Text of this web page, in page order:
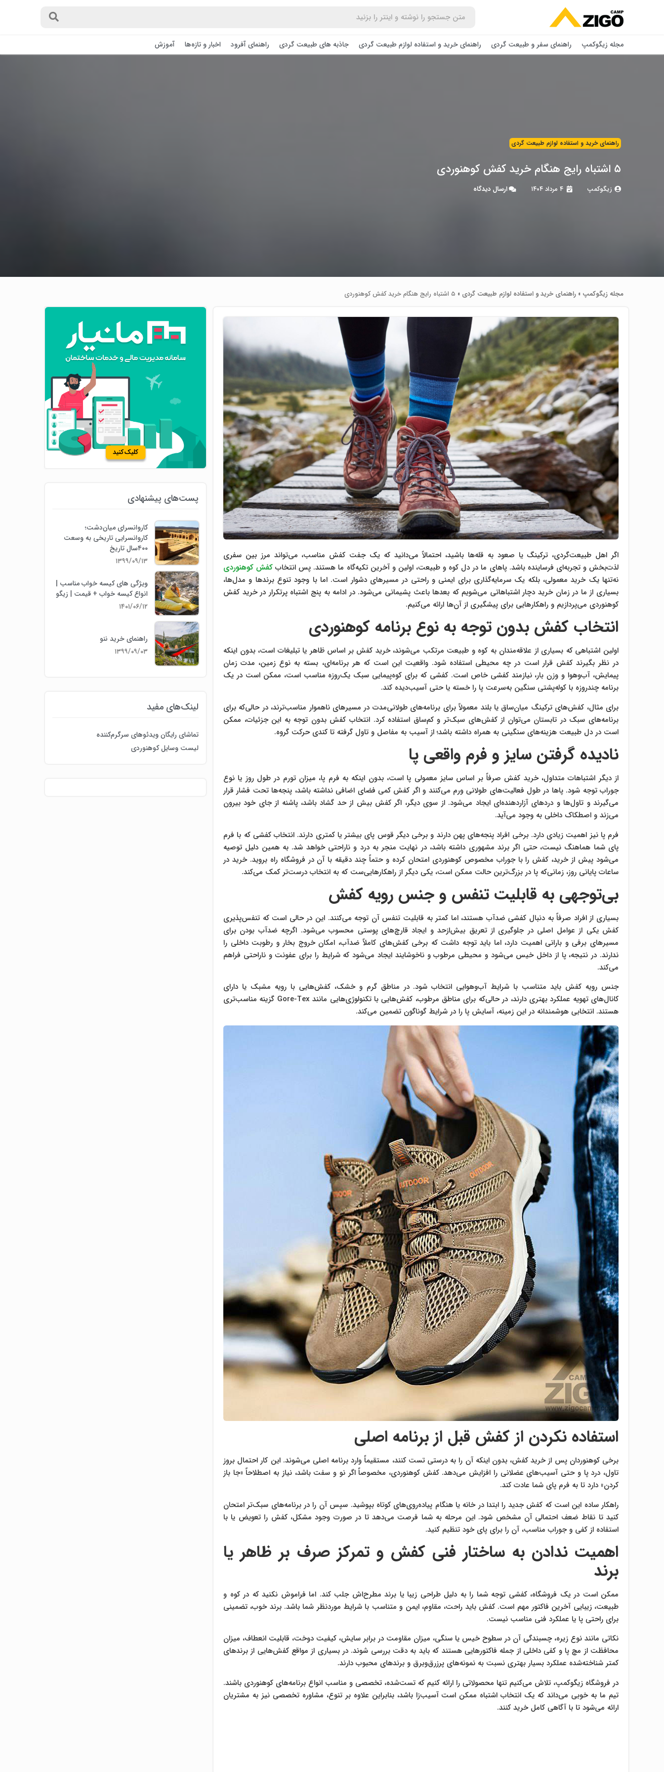
مجله زیگوکمپ راهنمای سفر و طبیعت گردی راهنمای خرید و استفاده لوازم طبیعت ‌گردی جاذبه های طبیعت گردی راهنمای آفرود اخبار و تازه‌ها آموزش
راهنمای خرید و استفاده لوازم طبیعت ‌گردی
۵ اشتباه رایج هنگام خرید کفش کوهنوردی
زیگوکمپ ۴ مرداد ۱۴۰۴ ارسال دیدگاه
مجله زیگوکمپ » راهنمای خرید و استفاده لوازم طبیعت ‌گردی » ۵ اشتباه رایج هنگام خرید کفش کوهنوردی
اگر اهل طبیعت‌گردی، ترکینگ یا صعود به قله‌ها باشید، احتمالاً می‌دانید که یک جفت کفش مناسب، می‌تواند مرز بین سفری
لذت‌بخش و تجربه‌ای فرساینده باشد. پاهای ما در دل کوه و طبیعت، اولین و آخرین تکیه‌گاه ما هستند. پس انتخاب کفش کوهنوردی
نه‌تنها یک خرید معمولی، بلکه یک سرمایه‌گذاری برای ایمنی و راحتی در مسیرهای دشوار است. اما با وجود تنوع برندها و مدل‌ها،
بسیاری از ما در زمان خرید دچار اشتباهاتی می‌شویم که بعدها باعث پشیمانی می‌شود. در ادامه به پنج اشتباه پرتکرار در خرید کفش
کوهنوردی می‌پردازیم و راهکارهایی برای پیشگیری از آن‌ها ارائه می‌کنیم.
انتخاب کفش بدون توجه به نوع برنامه کوهنوردی
اولین اشتباهی که بسیاری از علاقه‌مندان به کوه و طبیعت مرتکب می‌شوند، خرید کفش بر اساس ظاهر یا تبلیغات است، بدون اینکه
در نظر بگیرند کفش قرار است در چه محیطی استفاده شود. واقعیت این است که هر برنامه‌ای، بسته به نوع زمین، مدت زمان
پیمایش، آب‌وهوا و وزن بار، نیازمند کفشی خاص است. کفشی که برای کوه‌پیمایی سبک یک‌روزه مناسب است، ممکن است در یک
برنامه چندروزه با کوله‌پشتی سنگین به‌سرعت پا را خسته یا حتی آسیب‌دیده کند.
برای مثال، کفش‌های ترکینگ میان‌ساق یا بلند معمولاً برای برنامه‌های طولانی‌مدت در مسیرهای ناهموار مناسب‌ترند، در حالی‌که برای
برنامه‌های سبک در تابستان می‌توان از کفش‌های سبک‌تر و کم‌ساق استفاده کرد. انتخاب کفش بدون توجه به این جزئیات، ممکن
است در دل طبیعت هزینه‌های سنگینی به همراه داشته باشد؛ از آسیب به مفاصل و تاول گرفته تا کندی حرکت گروه.
نادیده گرفتن سایز و فرم واقعی پا
از دیگر اشتباهات متداول، خرید کفش صرفاً بر اساس سایز معمولی پا است، بدون اینکه به فرم پا، میزان تورم در طول روز یا نوع
جوراب توجه شود. پاها در طول فعالیت‌های طولانی ورم می‌کنند و اگر کفش کمی فضای اضافی نداشته باشد، پنجه‌ها تحت فشار قرار
می‌گیرند و تاول‌ها و دردهای آزاردهنده‌ای ایجاد می‌شود. از سوی دیگر، اگر کفش بیش از حد گشاد باشد، پاشنه از جای خود بیرون
می‌زند و اصطکاک داخلی به وجود می‌آید.
فرم پا نیز اهمیت زیادی دارد. برخی افراد پنجه‌های پهن دارند و برخی دیگر قوس پای بیشتر یا کمتری دارند. انتخاب کفشی که با فرم
پای شما هماهنگ نیست، حتی اگر برند مشهوری داشته باشد، در نهایت منجر به درد و ناراحتی خواهد شد. به همین دلیل توصیه
می‌شود پیش از خرید، کفش را با جوراب مخصوص کوهنوردی امتحان کرده و حتماً چند دقیقه با آن در فروشگاه راه بروید. خرید در
ساعات پایانی روز، زمانی‌که پا در بزرگ‌ترین حالت ممکن است، یکی دیگر از راهکارهایی‌ست که به انتخاب درست‌تر کمک می‌کند.
بی‌توجهی به قابلیت تنفس و جنس رویه کفش
بسیاری از افراد صرفاً به دنبال کفشی ضدآب هستند، اما کمتر به قابلیت تنفس آن توجه می‌کنند. این در حالی است که تنفس‌پذیری
کفش یکی از عوامل اصلی در جلوگیری از تعریق بیش‌ازحد و ایجاد قارچ‌های پوستی محسوب می‌شود. اگرچه ضدآب بودن برای
مسیرهای برفی و بارانی اهمیت دارد، اما باید توجه داشت که برخی کفش‌های کاملاً ضدآب، امکان خروج بخار و رطوبت داخلی را
ندارند. در نتیجه، پا از داخل خیس می‌شود و محیطی مرطوب و ناخوشایند ایجاد می‌شود که شرایط را برای عفونت و ناراحتی فراهم
می‌کند.
جنس رویه کفش باید متناسب با شرایط آب‌وهوایی انتخاب شود. در مناطق گرم و خشک، کفش‌هایی با رویه مشبک یا دارای
کانال‌های تهویه عملکرد بهتری دارند، در حالی‌که برای مناطق مرطوب، کفش‌هایی با تکنولوژی‌هایی مانند Gore-Tex گزینه مناسب‌تری
هستند. انتخابی هوشمندانه در این زمینه، آسایش پا را در شرایط گوناگون تضمین می‌کند.
استفاده نکردن از کفش قبل از برنامه اصلی
برخی کوهنوردان پس از خرید کفش، بدون اینکه آن را به درستی تست کنند، مستقیماً وارد برنامه اصلی می‌شوند. این کار احتمال بروز
تاول، درد پا و حتی آسیب‌های عضلانی را افزایش می‌دهد. کفش کوهنوردی، مخصوصاً اگر نو و سفت باشد، نیاز به اصطلاحاً «جا باز
کردن» دارد تا به فرم پای شما عادت کند.
راهکار ساده این است که کفش جدید را ابتدا در خانه یا هنگام پیاده‌روی‌های کوتاه بپوشید. سپس آن را در برنامه‌های سبک‌تر امتحان
کنید تا نقاط ضعف احتمالی آن مشخص شود. این مرحله به شما فرصت می‌دهد تا در صورت وجود مشکل، کفش را تعویض یا با
استفاده از کفی و جوراب مناسب، آن را برای پای خود تنظیم کنید.
اهمیت ندادن به ساختار فنی کفش و تمرکز صرف بر ظاهر یا
برند
ممکن است در یک فروشگاه، کفشی توجه شما را به دلیل طراحی زیبا یا برند مطرح‌اش جلب کند. اما فراموش نکنید که در کوه و
طبیعت، زیبایی آخرین فاکتور مهم است. کفش باید راحت، مقاوم، ایمن و متناسب با شرایط موردنظر شما باشد. برند خوب، تضمینی
برای راحتی پا یا عملکرد فنی مناسب نیست.
نکاتی مانند نوع زیره، چسبندگی آن در سطوح خیس یا سنگی، میزان مقاومت در برابر سایش، کیفیت دوخت، قابلیت انعطاف، میزان
محافظت از مچ پا و کفی داخلی از جمله فاکتورهایی هستند که باید به دقت بررسی شوند. در بسیاری از مواقع کفش‌هایی از برندهای
کمتر شناخته‌شده عملکرد بسیار بهتری نسبت به نمونه‌های پرزرق‌وبرق و برندهای محبوب دارند.
در فروشگاه زیگوکمپ، تلاش می‌کنیم تنها محصولاتی را ارائه کنیم که تست‌شده، تخصصی و مناسب انواع برنامه‌های کوهنوردی باشند.
تیم ما به خوبی می‌داند که یک انتخاب اشتباه ممکن است آسیب‌زا باشد، بنابراین علاوه بر تنوع، مشاوره تخصصی نیز به مشتریان
ارائه می‌شود تا با آگاهی کامل خرید کنند.
پست‌های پیشنهادی
کاروانسرای میان‌دشت؛
کاروانسرایی تاریخی به وسعت
۴۰۰سال تاریخ
۱۳۹۹/۰۹/۱۳
ویژگی های کیسه خواب مناسب |
انواع کیسه خواب + قیمت | زیگو
۱۴۰۱/۰۶/۱۲
راهنمای خرید ننو
۱۳۹۹/۰۹/۰۳
لینک‌های مفید
تماشای رایگان ویدئوهای سرگرم‌کننده
لیست وسایل کوهنوردی